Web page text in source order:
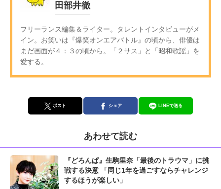
田部井徹
フリーランス編集＆ライター。タレントインタビューがメ
イン。お笑いは『爆笑オンエアバトル』の頃から、俳優は
まだ画面が４：３の頃から。「２サス」と「昭和歌謡」を
愛する。
ポスト シェア LINEで送る
あわせて読む
『どろんぱ』生駒里奈「最後のトラウマ」に挑
戦する決意 「同じ1年を過ごすならチャレンジ
するほうが楽しい」